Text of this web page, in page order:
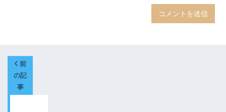
前
の記
事